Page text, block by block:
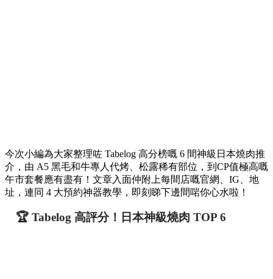
今次小編為大家整理咗 Tabelog 高分榜嘅 6 間神級日本燒肉推
介，由 A5 黑毛和牛專人代烤、松露稀有部位，到CP值極高嘅
午市套餐應有盡有！文章入面仲附上每間店嘅官網、IG、地
址，連同 4 大預約神器教學，即刻睇下邊間啱你心水啦！
🏆 Tabelog 高評分！日本神級燒肉 TOP 6